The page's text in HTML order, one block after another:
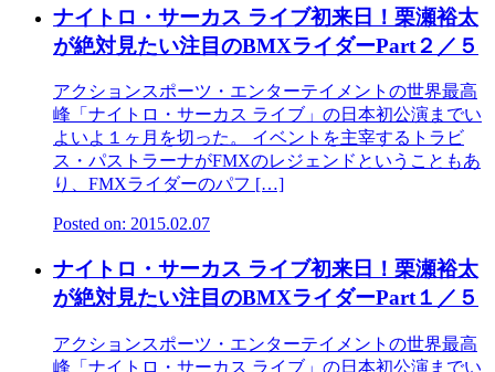
ナイトロ・サーカス ライブ初来日！栗瀬裕太
が絶対見たい注目のBMXライダーPart２／５
アクションスポーツ・エンターテイメントの世界最高
峰「ナイトロ・サーカス ライブ」の日本初公演までい
よいよ１ヶ月を切った。 イベントを主宰するトラビ
ス・パストラーナがFMXのレジェンドということもあ
り、FMXライダーのパフ […]
Posted on: 2015.02.07
ナイトロ・サーカス ライブ初来日！栗瀬裕太
が絶対見たい注目のBMXライダーPart１／５
アクションスポーツ・エンターテイメントの世界最高
峰「ナイトロ・サーカス ライブ」の日本初公演までい